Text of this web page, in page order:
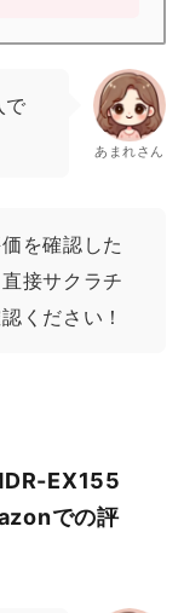
で
あまれさん
を確認した
直接サクラチ
ください！
EX155
での評